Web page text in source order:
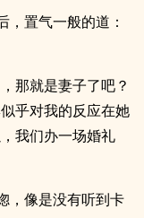
置气一般的道：
那就是妻子了吧？
乎对我的反应在她
我们办一场婚礼
，像是没有听到卡